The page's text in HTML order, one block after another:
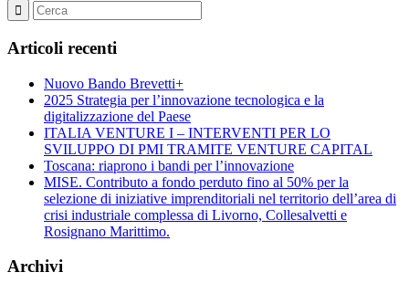
Articoli recenti
Nuovo Bando Brevetti+
2025 Strategia per l’innovazione tecnologica e la
digitalizzazione del Paese
ITALIA VENTURE I – INTERVENTI PER LO
SVILUPPO DI PMI TRAMITE VENTURE CAPITAL
Toscana: riaprono i bandi per l’innovazione
MISE. Contributo a fondo perduto fino al 50% per la
selezione di iniziative imprenditoriali nel territorio dell’area di
crisi industriale complessa di Livorno, Collesalvetti e
Rosignano Marittimo.
Archivi